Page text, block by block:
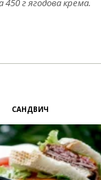
г ягодова крема.
САНДВИЧ